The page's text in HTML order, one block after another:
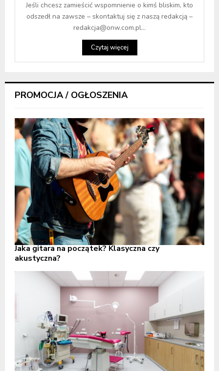
Jeśli chcesz zamieścić wspomnienie o kimś bliskim, kto
odszedł na zawsze – skontaktuj się z naszą redakcją –
redakcja@onw.com.pl...
Czytaj więcej
PROMOCJA / OGŁOSZENIA
Jaka gitara na początek? Klasyczna czy
akustyczna?